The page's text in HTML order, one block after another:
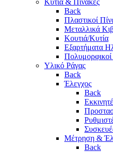
Back
Πλαστικοί
Μεταλλικά
Κουτιά/Κυτία
Εξαρτήματα
Πολυμορφικοί
Υλικό Ράγας
Back
Έλεγχος
Back
Μέτρηση &
Back